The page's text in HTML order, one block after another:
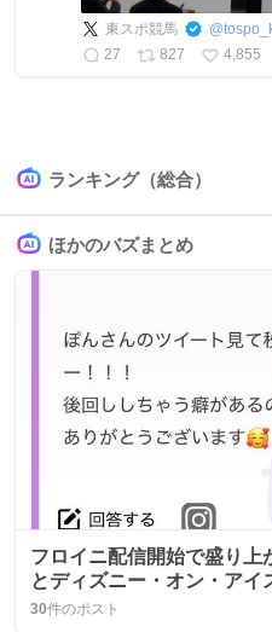
東スポ競馬 @
27
827 4,855
ランキング（総合）
ほかのバズまとめ
フロイニ配信開始で盛り上
とディズニー・オン・アイ
30件のポスト